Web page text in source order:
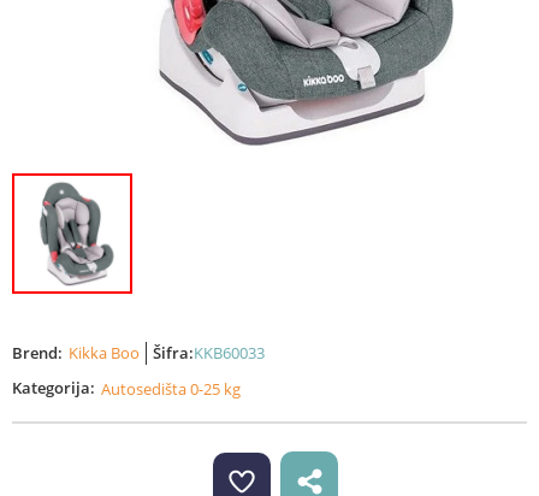
Brend: Kikka Boo Šifra:KKB60033
Kategorija: Autosedišta 0-25 kg